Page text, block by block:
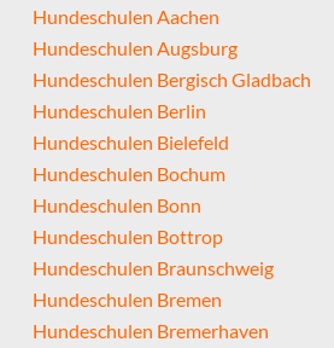
Hundeschulen Aachen
Hundeschulen Augsburg
Hundeschulen Bergisch Gladbach
Hundeschulen Berlin
Hundeschulen Bielefeld
Hundeschulen Bochum
Hundeschulen Bonn
Hundeschulen Bottrop
Hundeschulen Braunschweig
Hundeschulen Bremen
Hundeschulen Bremerhaven